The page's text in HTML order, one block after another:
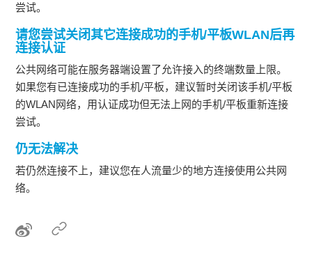
尝试。
请您尝试关闭其它连接成功的手机/平板WLAN后再
连接认证
公共网络可能在服务器端设置了允许接入的终端数量上限。
如果您有已连接成功的手机/平板，建议暂时关闭该手机/平板
的WLAN网络，用认证成功但无法上网的手机/平板重新连接
尝试。
仍无法解决
若仍然连接不上，建议您在人流量少的地方连接使用公共网
络。